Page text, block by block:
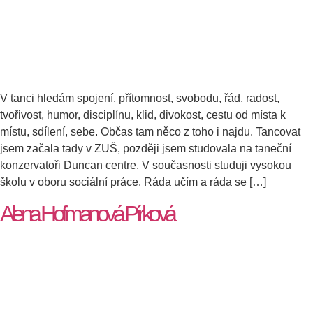
V tanci hledám spojení, přítomnost, svobodu, řád, radost,
tvořivost, humor, disciplínu, klid, divokost, cestu od místa k
místu, sdílení, sebe. Občas tam něco z toho i najdu. Tancovat
jsem začala tady v ZUŠ, později jsem studovala na taneční
konzervatoři Duncan centre. V současnosti studuji vysokou
školu v oboru sociální práce. Ráda učím a ráda se […]
Alena Hofmanová Pírková